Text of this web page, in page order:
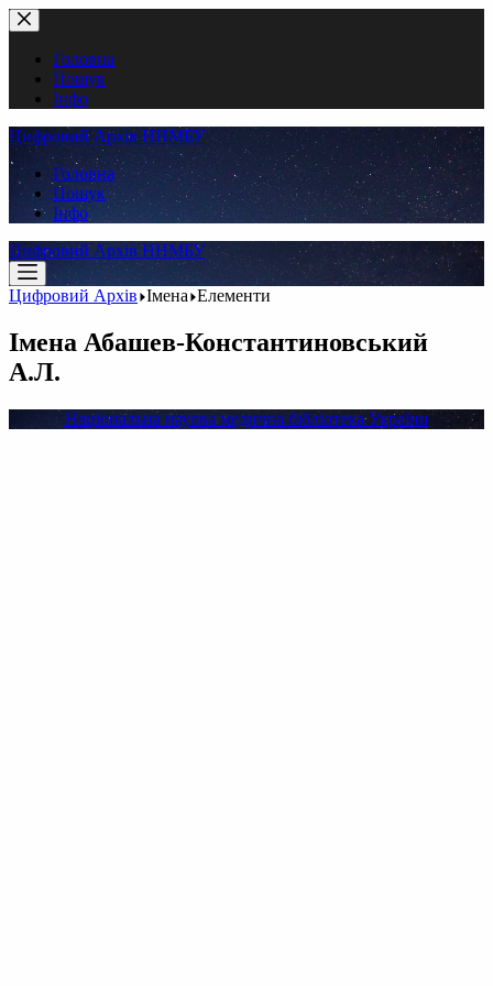
Перейти
до
вмістуГоловна
Пошук
Інфо
Цифровий Архів ННМБУ
Головна
Пошук
Інфо
Цифровий Архів ННМБУ
Цифровий Архів Імена Елементи
Імена Абашев-Константиновський
А.Л.
Національна науова медична бібліотека України